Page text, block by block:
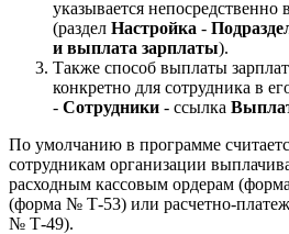
указывается непосредственно
(раздел Настройка -
и выплата зарплаты).
Также способ выплаты
конкретно для сотрудника в
- Сотрудники - ссылка
По умолчанию в программе
сотрудникам организации
расходным кассовым ордерам
(форма № Т-53) или расчетно-
№ Т-49).